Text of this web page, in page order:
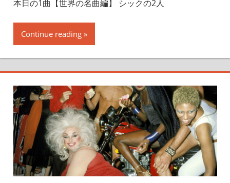
本日の1曲【世界の名曲編】 シックの2人
Continue reading